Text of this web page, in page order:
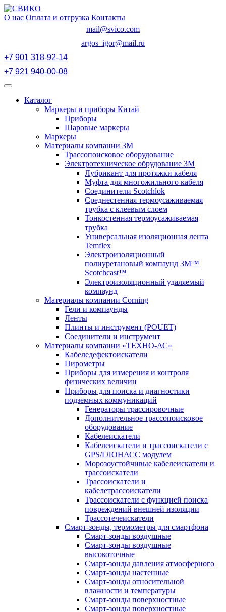
Перейти
к
О нас Оплата и отгрузка Контакты
mail@svico.com
argos_igor@mail.ru
+7 901 318-92-14
+7 921 940-00-08
Открыть
Каталог
Маркеры и приборы Китай
Приборы
Шаровые маркеры
Маркеры
Материалы компании 3М
Трассопоисковое оборудование
Электротехническое обрудование 3М
Лубрикант для протяжки кабеля
Муфта для многожильного кабеля
Соединители Scotchlok
Среднестенная термоусаживаемая
трубка с клеевым слоем
Тонкостенная термоусаживаемая
трубка
Универсальная изоляционная лента
Temflex
Электроизоляционный
полиуретановый компаунд 3M™
Scotchcast™
Электроизоляционный удаляемый
компаунд
Материалы компании Corning
Гели и компаунды
Ленты
Плинты и инструмент (POUET)
Соединители и инструмент
Материалы компании «ТЕХНО-АС»
Кабеледефектоискатели
Пирометры
Приборы для измерения и контроля
физических величин
Приборы для поиска и диагностики
подземных коммуникаций
Генераторы трассировочные
Дополнительное трассопоисковое
оборудование
Кабелеискатели
Кабелеискатели и трассоискатели с
GPS/ГЛОНАСС модулем
Морозоустойчивые кабелеискатели и
трассоискатели
Трассоискатели и
кабелетрассоискатели
Трассоискатели с функцией поиска
повреждений внешней изоляции
Трассотечеискатели
Смарт-зонды, термометры для смартфона
Смарт-зонды воздушные
Смарт-зонды воздушные
высокоточные
Смарт-зонды давления атмосферного
Смарт-зонды настенные
Смарт-зонды относительной
влажности и температуры
Смарт-зонды поверхностные
Смарт-зонды поверхностные